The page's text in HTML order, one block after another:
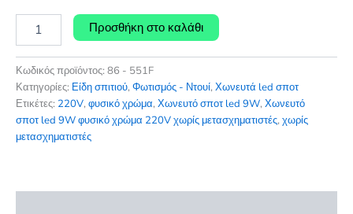
was:
3,00 €.
τιμή
είναι:
2,10 €.
σποτ
9W
φυσικό
χρώμα
220V
μετασχηματιστές
Προσθήκη στο καλάθι
Κωδικός προϊόντος: 86 - 551F
Κατηγορίες: Είδη σπιτιού, Φωτισμός - Ντουί, Χωνευτά led σποτ
Ετικέτες: 220V, φυσικό χρώμα, Χωνευτό σποτ led 9W, Χωνευτό
σποτ led 9W φυσικό χρώμα 220V χωρίς μετασχηματιστές, χωρίς
μετασχηματιστές